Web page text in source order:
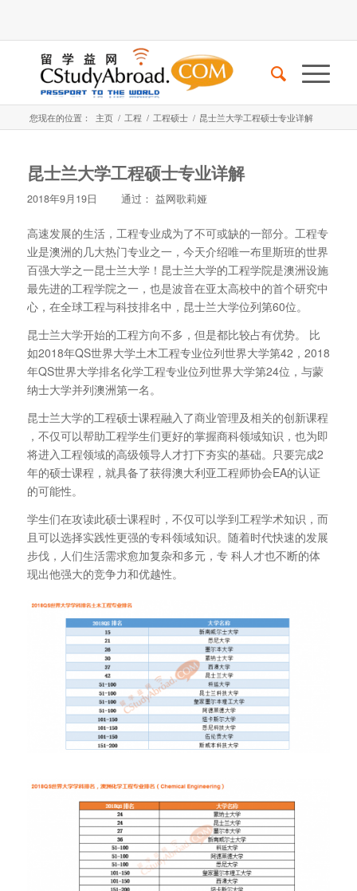
您现在的位置： 主页 / 工程 / 工程硕士 / 昆士兰大学工程硕士专业详解
昆士兰大学工程硕士专业详解
2018年9月19日 通过： 益网歌莉娅
高速发展的生活，工程专业成为了不可或缺的一部分。工程专
业是澳洲的几大热门专业之一，今天介绍唯一布里斯班的世界
百强大学之一昆士兰大学！昆士兰大学的工程学院是澳洲设施
最先进的工程学院之一，也是波音在亚太高校中的首个研究中
心，在全球工程与科技排名中，昆士兰大学位列第60位。
昆士兰大学开始的工程方向不多，但是都比较占有优势。 比
如2018年QS世界大学土木工程专业位列世界大学第42，2018
年QS世界大学排名化学工程专业位列世界大学第24位，与蒙
纳士大学并列澳洲第一名。
昆士兰大学的工程硕士课程融入了商业管理及相关的创新课程
，不仅可以帮助工程学生们更好的掌握商科领域知识，也为即
将进入工程领域的高级领导人才打下夯实的基础。只要完成2
年的硕士课程，就具备了获得澳大利亚工程师协会EA的认证
的可能性。
学生们在攻读此硕士课程时，不仅可以学到工程学术知识，而
且可以选择实践性更强的专科领域知识。随着时代快速的发展
步伐，人们生活需求愈加复杂和多元，专 科人才也不断的体
现出他强大的竞争力和优越性。